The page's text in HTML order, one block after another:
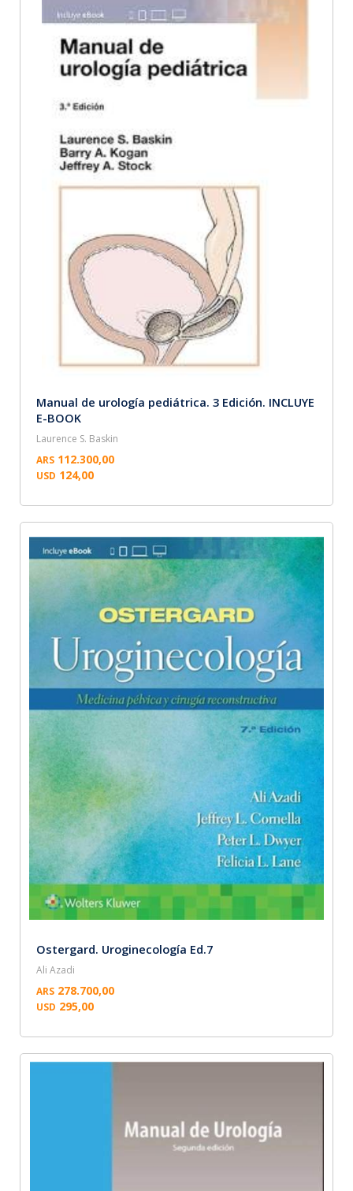
Manual de urología pediátrica. 3 Edición. INCLUYE
E-BOOK
Laurence S. Baskin
ARS 112.300,00
USD 124,00
Ostergard. Uroginecología Ed.7
Ali Azadi
ARS 278.700,00
USD 295,00